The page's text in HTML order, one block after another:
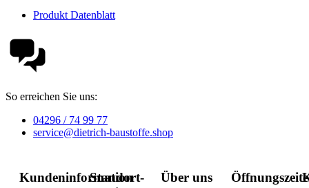
Produkt Datenblatt
So erreichen Sie uns:
04296 / 74 99 77
service@dietrich-baustoffe.shop
Kundeninformation
Standort-
Über uns